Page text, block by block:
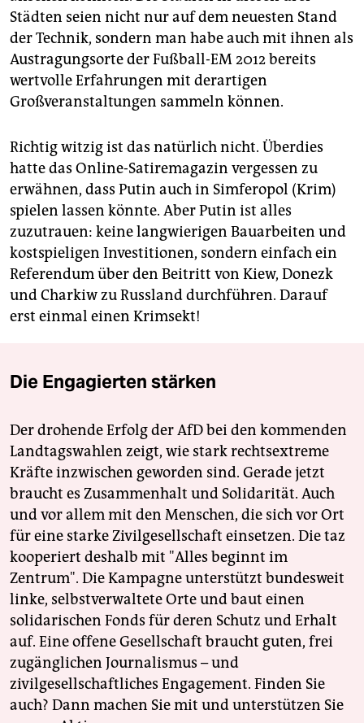
Städten seien nicht nur auf dem neuesten Stand
der Technik, sondern man habe auch mit ihnen als
Austragungsorte der Fußball-EM 2012 bereits
wertvolle Erfahrungen mit derartigen
Großveranstaltungen sammeln können.
Richtig witzig ist das natürlich nicht. Überdies
hatte das Online-Satiremagazin vergessen zu
erwähnen, dass Putin auch in Simferopol (Krim)
spielen lassen könnte. Aber Putin ist alles
zuzutrauen: keine langwierigen Bauarbeiten und
kostspieligen Investitionen, sondern einfach ein
Referendum über den Beitritt von Kiew, Donezk
und Charkiw zu Russland durchführen. Darauf
erst einmal einen Krimsekt!
Die Engagierten stärken
Der drohende Erfolg der AfD bei den kommenden
Landtagswahlen zeigt, wie stark rechtsextreme
Kräfte inzwischen geworden sind. Gerade jetzt
braucht es Zusammenhalt und Solidarität. Auch
und vor allem mit den Menschen, die sich vor Ort
für eine starke Zivilgesellschaft einsetzen. Die taz
kooperiert deshalb mit "Alles beginnt im
Zentrum". Die Kampagne unterstützt bundesweit
linke, selbstverwaltete Orte und baut einen
solidarischen Fonds für deren Schutz und Erhalt
auf. Eine offene Gesellschaft braucht guten, frei
zugänglichen Journalismus – und
zivilgesellschaftliches Engagement. Finden Sie
auch? Dann machen Sie mit und unterstützen Sie